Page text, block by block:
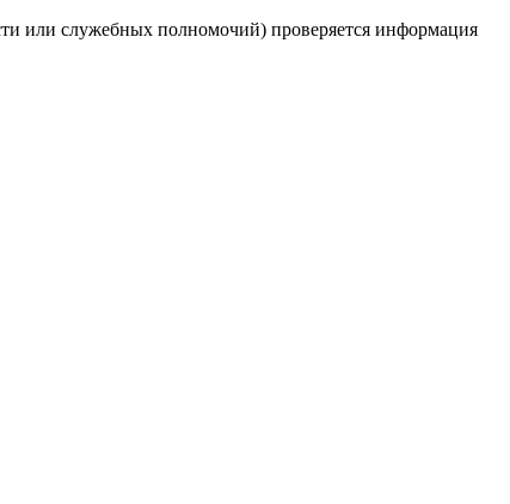
или служебных полномочий) проверяется информация